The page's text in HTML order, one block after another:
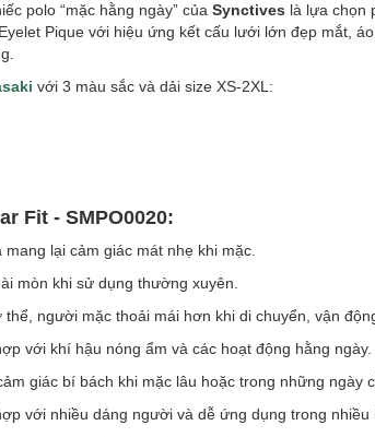
polo “mặc hằng ngày” của Synctives là lựa chọn
Pique với hiệu ứng kết cấu lưới lớn đẹp mắt,
với 3 màu sắc và dải size XS-2XL:
Fit - SMPO0020:
lại cảm giác mát nhẹ khi mặc.
mòn khi sử dụng thường xuyên.
người mặc thoải mái hơn khi di chuyển, vận
với khí hậu nóng ẩm và các hoạt động hằng ngày.
giác bí bách khi mặc lâu hoặc trong những ngày
với nhiều dáng người và dễ ứng dụng trong nhiều